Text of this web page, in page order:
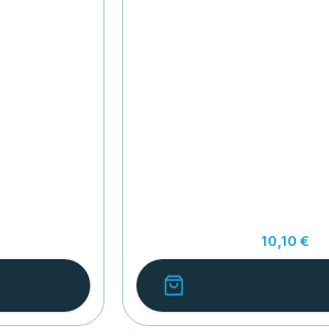
10,10 €